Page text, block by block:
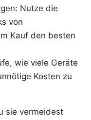
Nutze die
von
Kauf den besten
wie viele Geräte
Kosten zu
sie vermeidest